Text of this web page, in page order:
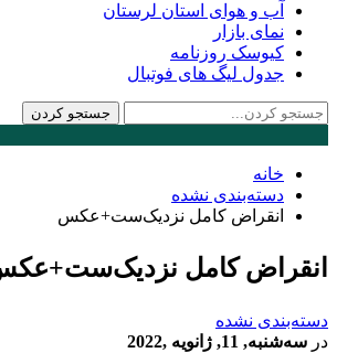
آب و هوای استان لرستان
نمای بازار
کیوسک روزنامه
جدول لیگ های فوتبال
خانه
دسته‌بندی نشده
انقراض کامل نزدیک‌ست+عکس
انقراض کامل
دسته‌بندی نشده
در سه‌شنبه, 11, ژانویه ,2022